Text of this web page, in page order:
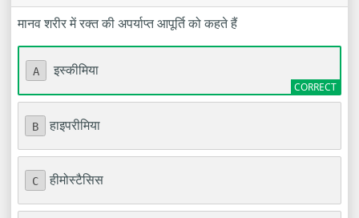
मानव शरीर में रक्त की अपर्याप्त आपूर्ति को कहते हैं
A इस्कीमिया
B हाइपरीमिया
C हीमोस्टैसिस